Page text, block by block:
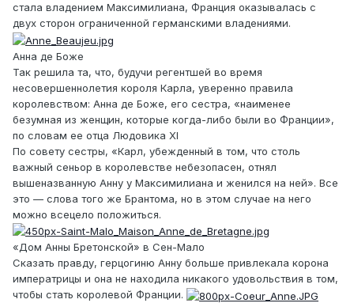
стала владением Максимилиана, Франция оказывалась с
двух сторон ограниченной германскими владениями.
Анна де Боже
Так решила та, что, будучи регентшей во время
несовершеннолетия короля Карла, уверенно правила
королевством: Анна де Боже, его сестра, «наименее
безумная из женщин, которые когда-либо были во Франции»,
по словам ее отца Людовика XI
По совету сестры, «Карл, убежденный в том, что столь
важный сеньор в королевстве небезопасен, отнял
вышеназванную Анну у Максимилиана и женился на ней». Все
это — слова того же Брантома, но в этом случае на него
можно всецело положиться.
«Дом Анны Бретонской» в Сен-Мало
Сказать правду, герцогиню Анну больше привлекала корона
императрицы и она не находила никакого удовольствия в том,
чтобы стать королевой Франции.